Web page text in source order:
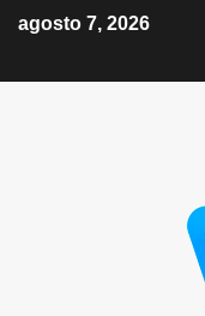
agosto 7, 2026